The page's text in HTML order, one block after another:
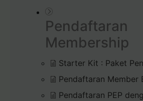
Pendaftaran
Membership
Starter Kit : Paket
Pendaftaran Member
Pendaftaran PEP